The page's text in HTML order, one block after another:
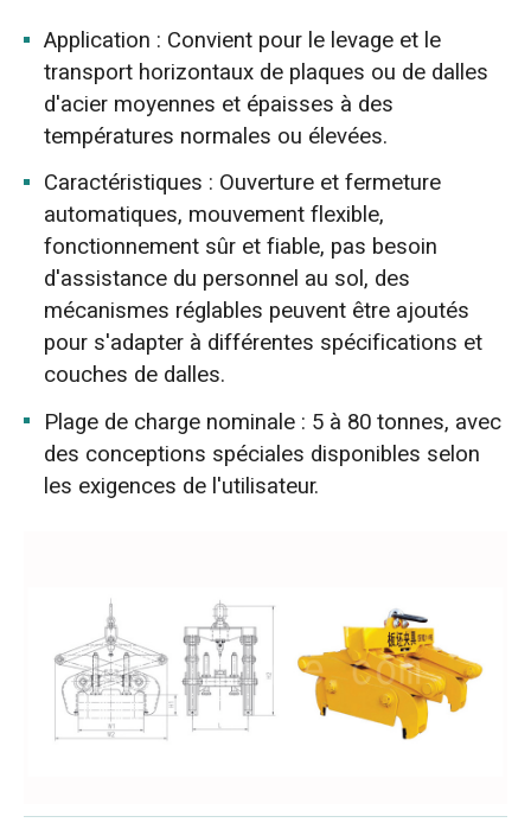
Application : Convient pour le levage et le
transport horizontaux de plaques ou de dalles
d'acier moyennes et épaisses à des
températures normales ou élevées.
Caractéristiques : Ouverture et fermeture
automatiques, mouvement flexible,
fonctionnement sûr et fiable, pas besoin
d'assistance du personnel au sol, des
mécanismes réglables peuvent être ajoutés
pour s'adapter à différentes spécifications et
couches de dalles.
Plage de charge nominale : 5 à 80 tonnes, avec
des conceptions spéciales disponibles selon
les exigences de l'utilisateur.